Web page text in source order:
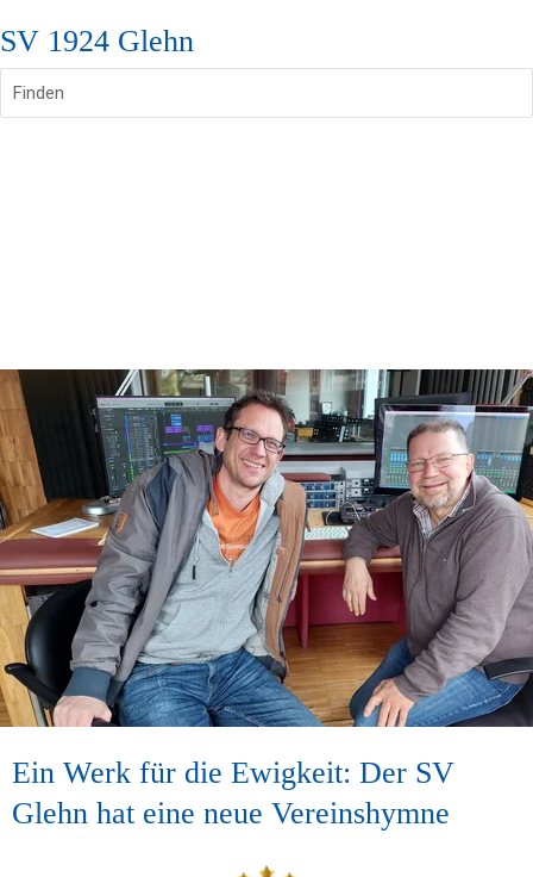
SV 1924 Glehn
Finden
Ein Werk für die Ewigkeit: Der SV
Glehn hat eine neue Vereinshymne